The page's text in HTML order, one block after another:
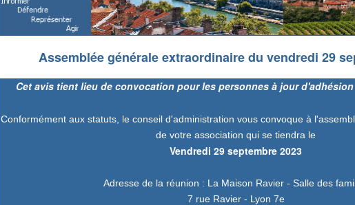
Assemblée générale extraordinaire du vendredi 29
Cet avis tient lieu de convocation pour les personnes à jour d'adhésion
Conformément aux statuts, le conseil d'administration vous convoque à
de votre association qui se tiendra le
Vendredi 29 septembre 2023
Adresse de la réunion : La Maison Ravier - Salle des
7 rue Ravier - Lyon 7e